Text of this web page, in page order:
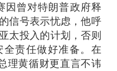
因曾对特朗普政府释
信号表示忧虑，他呼
太投入的计划，否则
责任做好准备。在
理黄循财更直言不讳